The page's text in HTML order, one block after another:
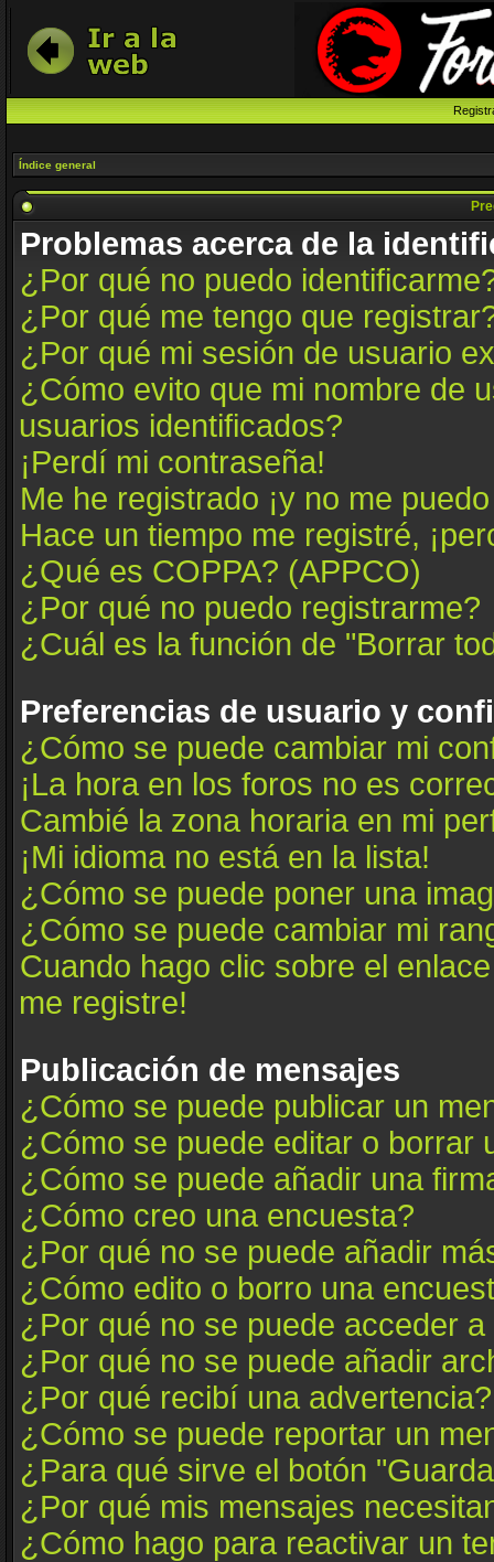
Índice general
Problemas acerca de la
¿Por qué no puedo
¿Por qué me tengo que
¿Por qué mi sesión de usuario
¿Cómo evito que mi nombre de
usuarios identificados?
¡Perdí mi contraseña!
Me he registrado ¡y no me
Hace un tiempo me registré,
¿Qué es COPPA? (APPCO)
¿Por qué no puedo registrarme?
¿Cuál es la función de "Borrar
Preferencias de usuario y
¿Cómo se puede cambiar mi
¡La hora en los foros no es
Cambié la zona horaria en mi
¡Mi idioma no está en la lista!
¿Cómo se puede poner una
¿Cómo se puede cambiar mi
Cuando hago clic sobre el
me registre!
Publicación de mensajes
¿Cómo se puede publicar un
¿Cómo se puede editar o borrar
¿Cómo se puede añadir una
¿Cómo creo una encuesta?
¿Por qué no se puede añadir
¿Cómo edito o borro una
¿Por qué no se puede acceder
¿Por qué no se puede añadir
¿Por qué recibí una advertencia?
¿Cómo se puede reportar un
¿Para qué sirve el botón
¿Por qué mis mensajes
¿Cómo hago para reactivar un